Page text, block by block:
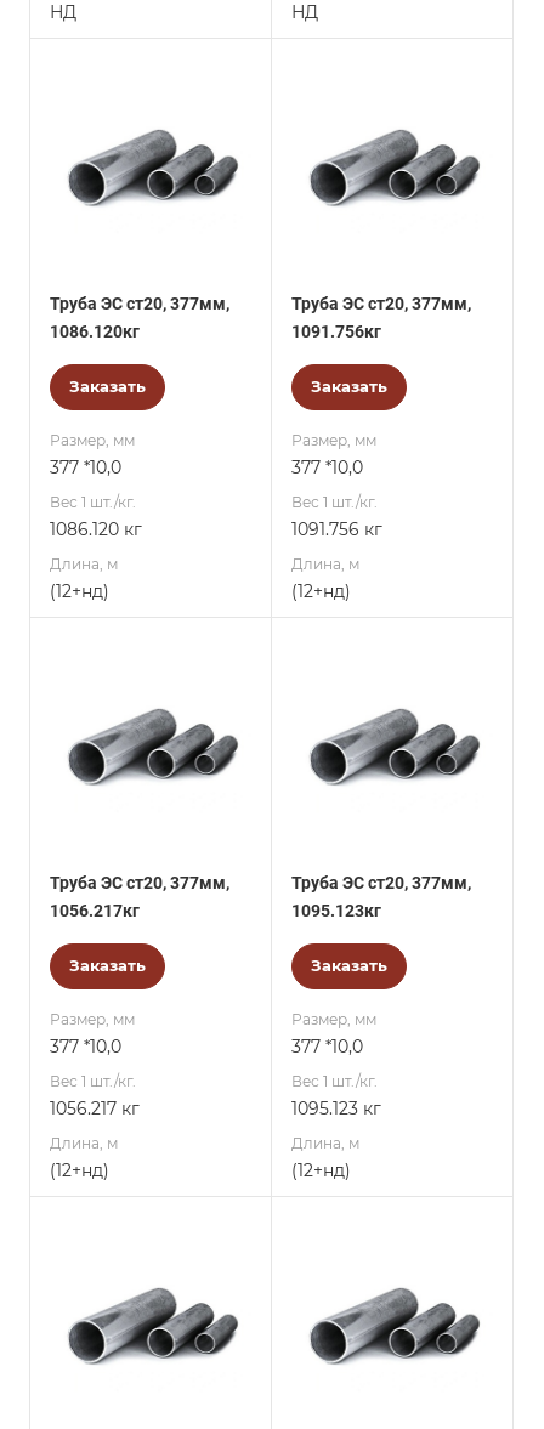
НД НД
Труба ЭС ст20, 377мм,
1086.120кг
Заказать
Размер, мм
377 *10,0
Вес 1 шт./кг.
1086.120 кг
Длина, м
(12+нд)
Труба ЭС ст20, 377мм,
1091.756кг
Заказать
Размер, мм
377 *10,0
Вес 1 шт./кг.
1091.756 кг
Длина, м
(12+нд)
Труба ЭС ст20, 377мм,
1056.217кг
Заказать
Размер, мм
377 *10,0
Вес 1 шт./кг.
1056.217 кг
Длина, м
(12+нд)
Труба ЭС ст20, 377мм,
1095.123кг
Заказать
Размер, мм
377 *10,0
Вес 1 шт./кг.
1095.123 кг
Длина, м
(12+нд)